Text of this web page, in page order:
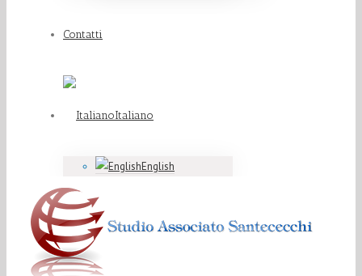
Contatti
Italiano
English